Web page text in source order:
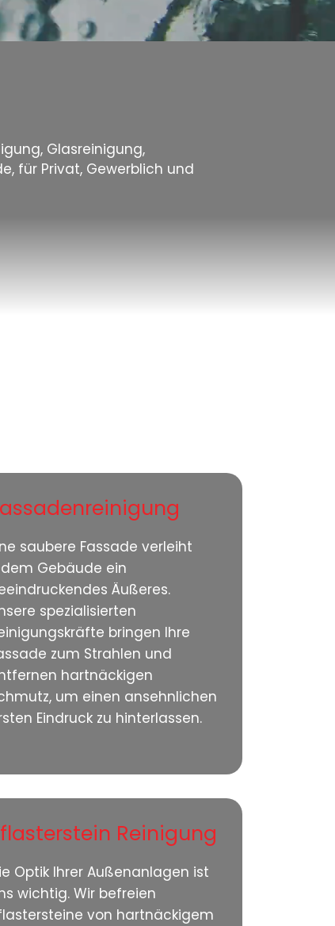
Glasreinigung,
für Privat, Gewerblich und
saubere Fassade verleiht
Gebäude ein
Äußeres.
spezialisierten
bringen Ihre
zum Strahlen und
hartnäckigen
um einen ansehnlichen
Eindruck zu hinterlassen.
Reinigung
Optik Ihrer Außenanlagen ist
wichtig. Wir befreien
von hartnäckigem